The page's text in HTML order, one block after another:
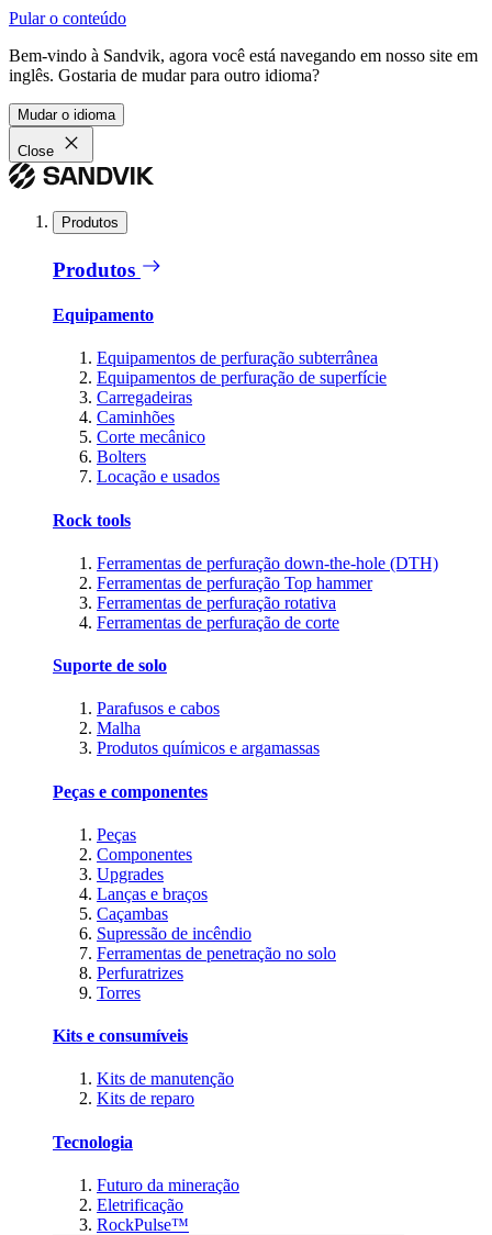
Pular o conteúdo
Bem-vindo à Sandvik, agora você está navegando em nosso site em
inglês. Gostaria de mudar para outro idioma?
Mudar o idioma
Close
Produtos
Produtos
Equipamento
Equipamentos de perfuração subterrânea
Equipamentos de perfuração de superfície
Carregadeiras
Caminhões
Corte mecânico
Bolters
Locação e usados
Rock tools
Ferramentas de perfuração down-the-hole (DTH)
Ferramentas de perfuração Top hammer
Ferramentas de perfuração rotativa
Ferramentas de perfuração de corte
Suporte de solo
Parafusos e cabos
Malha
Produtos químicos e argamassas
Peças e componentes
Peças
Componentes
Upgrades
Lanças e braços
Caçambas
Supressão de incêndio
Ferramentas de penetração no solo
Perfuratrizes
Torres
Kits e consumíveis
Kits de manutenção
Kits de reparo
Tecnologia
Futuro da mineração
Eletrificação
RockPulse™